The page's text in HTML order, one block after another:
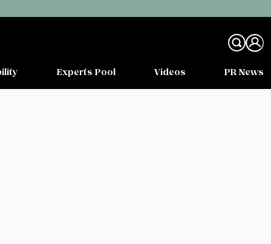
Experts Pool Videos PR News